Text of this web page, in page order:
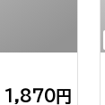
1,870円